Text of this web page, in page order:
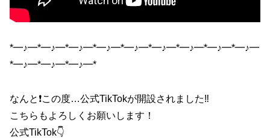
*━♪━*━♪━*━♪━*━♪━*━♪━*━♪━*━♪━*━♪━*━♪━
*━♪━*━♪━*━♪━*
なんと❗️この度…公式TikTokが開設されました‼️
こちらもよろしくお願いします！
公式TikTok👇